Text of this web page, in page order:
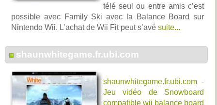
télé seul ou entre amis c’est
possible avec Family Ski avec la Balance Board sur
Nintendo Wii. L’achat de Wii Fit peut s’avé suite...
shaunwhitegame.fr.ubi.com
shaunwhitegame.fr.ubi.com -
Jeu vidéo de Snowboard
compatible wii balance board